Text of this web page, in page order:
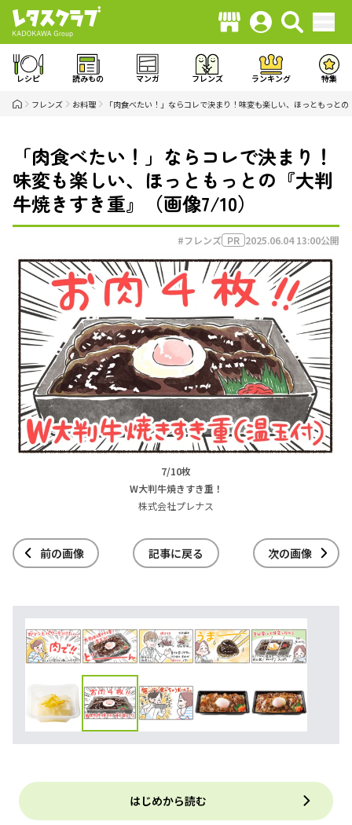
レシピ 読みもの マンガ フレンズ ランキング 特集
フレンズ お料理 「肉食べたい！」ならコレで決まり！味変も楽しい、ほっともっと
「肉食べたい！」ならコレで決まり！
味変も楽しい、ほっともっとの『大判
牛焼きすき重』（画像7/10）
#フレンズ PR 2025.06.04 13:00公開
7/10枚
W大判牛焼きすき重！
株式会社プレナス
前の画像 記事に戻る 次の画像
はじめから読む